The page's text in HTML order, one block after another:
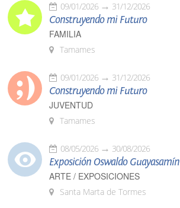
09/01/2026 31/12/2026
Construyendo mi Futuro
FAMILIA
Tamames
09/01/2026 31/12/2026
Construyendo mi Futuro
JUVENTUD
Tamames
08/05/2026 30/08/2026
Exposición Oswaldo Guayasamín
ARTE / EXPOSICIONES
Santa Marta de Tormes